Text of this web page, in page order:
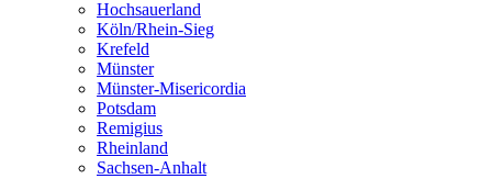
Hochsauerland
Köln/Rhein-Sieg
Krefeld
Münster
Münster-Misericordia
Potsdam
Remigius
Rheinland
Sachsen-Anhalt